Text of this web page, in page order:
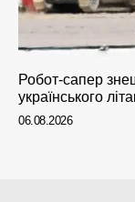
Робот-сапер
українського
06.08.2026